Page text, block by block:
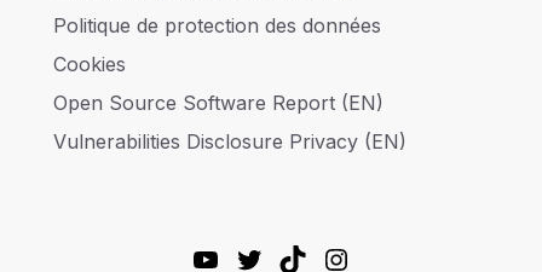
Politique de protection des données
Cookies
Open Source Software Report (EN)
Vulnerabilities Disclosure Privacy (EN)
YouTube
Twitter
TikTokInstagram